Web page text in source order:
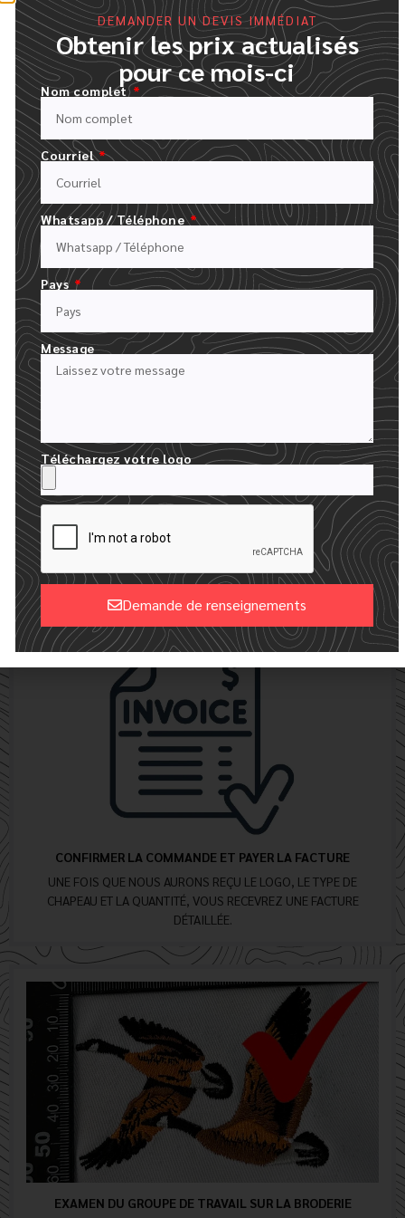
REMPLISSEZ NOTRE FORMULAIRE DE DEVIS
TÉLÉCHARGEZ VOTRE LOGO ET DÉCRIVEZ VOTRE COMMANDE
24 HEURES POUR RECEVOIR VOS MAQUETTES
NOUS CRÉONS UNE MAQUETTE NUMÉRIQUE GRATUITE AVEC
VOTRE LOGO
CONFIRMER LA COMMANDE ET PAYER LA FACTURE
UNE FOIS QUE NOUS AURONS REÇU LE LOGO, LE TYPE DE
CHAPEAU ET LA QUANTITÉ, VOUS RECEVREZ UNE FACTURE
DÉTAILLÉE.
EXAMEN DU GROUPE DE TRAVAIL SUR LA BRODERIE
DEMANDER UN DEVIS IMMÉDIAT
Obtenir les prix actualisés
pour ce mois-ci
Nom complet
Courriel
Whatsapp / Téléphone
Pays
Message
Téléchargez votre logo
Demande de renseignements
Alternative: